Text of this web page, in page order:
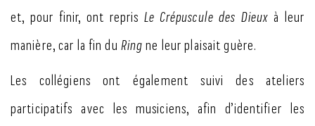
et, pour finir, ont repris Le Crépuscule des Dieux à leur
manière, car la fin du Ring ne leur plaisait guère.
Les collégiens ont également suivi des ateliers
participatifs avec les musiciens, afin d’identifier les